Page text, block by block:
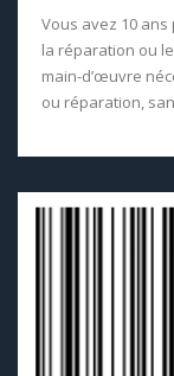
Vous avez 10
la réparation ou
main-d’œuvre
ou réparation,